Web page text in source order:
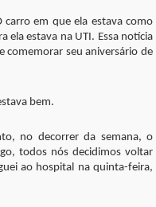
em que ela estava como
ela estava na UTI. Essa notícia
comemorar seu aniversário de
bem.
no decorrer da semana, o
todos nós decidimos voltar
ao hospital na quinta-feira,